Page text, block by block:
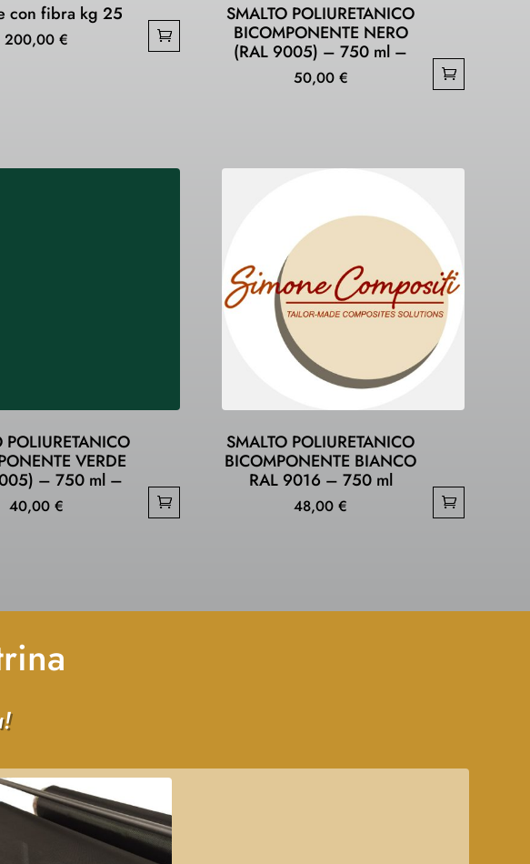
con fibra kg 25
200,00 €
SMALTO POLIURETANICO
BICOMPONENTE NERO
(RAL 9005) – 750 ml –
50,00 €
POLIURETANICO
VERDE
– 750 ml –
40,00 €
SMALTO POLIURETANICO
BICOMPONENTE BIANCO
RAL 9016 – 750 ml
48,00€